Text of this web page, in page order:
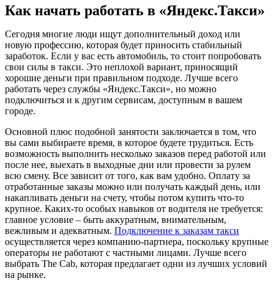
Как начать работать в «Яндекс.Такси»
Сегодня многие люди ищут дополнительный доход или
новую профессию, которая будет приносить стабильный
заработок. Если у вас есть автомобиль, то стоит попробовать
свои силы в такси. Это неплохой вариант, приносящий
хорошие деньги при правильном подходе. Лучше всего
работать через службы «Яндекс.Такси», но можно
подключиться и к другим сервисам, доступным в вашем
городе.
Основной плюс подобной занятости заключается в том, что
вы сами выбираете время, в которое будете трудиться. Есть
возможность выполнить несколько заказов перед работой или
после нее, выехать в выходные дни или провести за рулем
всю смену. Все зависит от того, как вам удобно. Оплату за
отработанные заказы можно или получать каждый день, или
накапливать деньги на счету, чтобы потом купить что-то
крупное. Каких-то особых навыков от водителя не требуется:
главное условие – быть аккуратным, внимательным,
вежливым и адекватным. Подключение к заказам такси
осуществляется через компанию-партнера, поскольку крупные
операторы не работают с частными лицами. Лучше всего
выбрать The Cab, которая предлагает одни из лучших условий
на рынке.